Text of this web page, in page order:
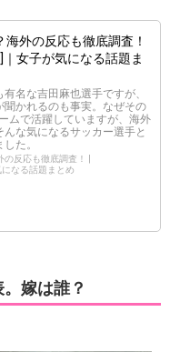
外の反応も徹底調査！
｜女子が気になる話題ま
名な吉田麻也選手ですが、
かれるのも事実。なぜその
ムで活躍していますが、海外
な気になるサッカー選手と
た。
反応も徹底調査！ |
なる話題まとめ
嫁は誰？